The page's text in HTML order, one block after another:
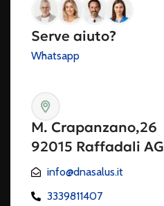
Serve aiuto?
Whatsapp
M. Crapanzano,26
92015 Raffadali AG
info@dnasalus.it
3339811407